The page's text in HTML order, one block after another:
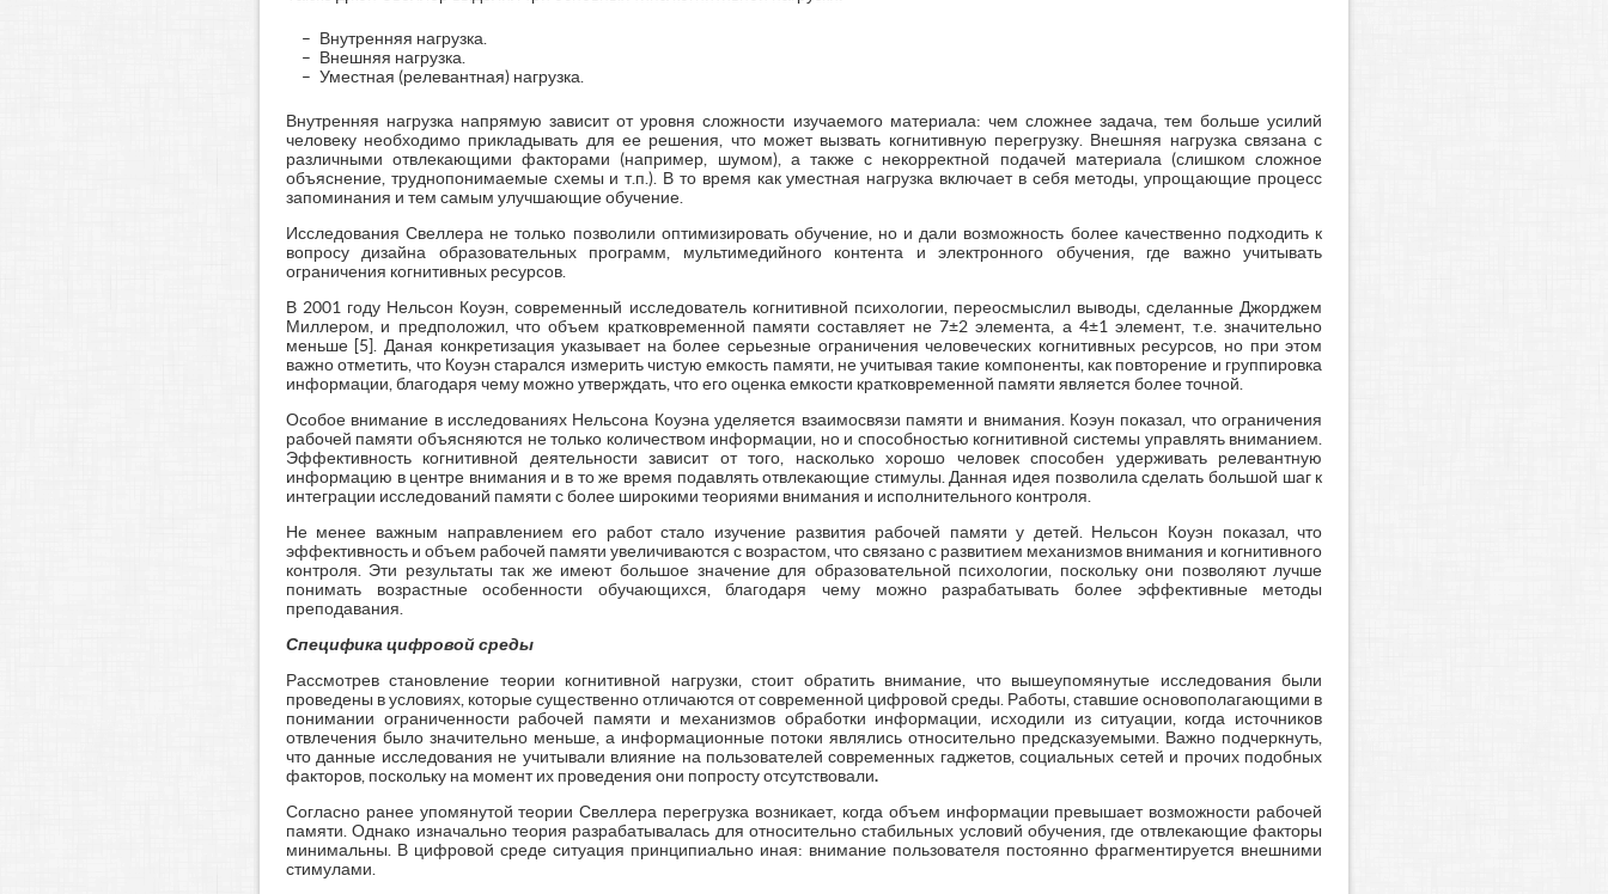
Внутренняя нагрузка.
Внешняя нагрузка.
Уместная (релевантная) нагрузка.
Внутренняя нагрузка напрямую зависит от уровня сложности изучаемого материала: чем сложнее задача, тем больше усилий
человеку необходимо прикладывать для ее решения, что может вызвать когнитивную перегрузку. Внешняя нагрузка связана с
различными отвлекающими факторами (например, шумом), а также с некорректной подачей материала (слишком сложное
объяснение, труднопонимаемые схемы и т.п.). В то время как уместная нагрузка включает в себя методы, упрощающие процесс
запоминания и тем самым улучшающие обучение.
Исследования Свеллера не только позволили оптимизировать обучение, но и дали возможность более качественно подходить к
вопросу дизайна образовательных программ, мультимедийного контента и электронного обучения, где важно учитывать
ограничения когнитивных ресурсов.
В 2001 году Нельсон Коуэн, современный исследователь когнитивной психологии, переосмыслил выводы, сделанные Джорджем
Миллером, и предположил, что объем кратковременной памяти составляет не 7±2 элемента, а 4±1 элемент, т.е. значительно
меньше [5]. Даная конкретизация указывает на более серьезные ограничения человеческих когнитивных ресурсов, но при этом
важно отметить, что Коуэн старался измерить чистую емкость памяти, не учитывая такие компоненты, как повторение и группировка
информации, благодаря чему можно утверждать, что его оценка емкости кратковременной памяти является более точной.
Особое внимание в исследованиях Нельсона Коуэна уделяется взаимосвязи памяти и внимания. Коэун показал, что ограничения
рабочей памяти объясняются не только количеством информации, но и способностью когнитивной системы управлять вниманием.
Эффективность когнитивной деятельности зависит от того, насколько хорошо человек способен удерживать релевантную
информацию в центре внимания и в то же время подавлять отвлекающие стимулы. Данная идея позволила сделать большой шаг к
интеграции исследований памяти с более широкими теориями внимания и исполнительного контроля.
Не менее важным направлением его работ стало изучение развития рабочей памяти у детей. Нельсон Коуэн показал, что
эффективность и объем рабочей памяти увеличиваются с возрастом, что связано с развитием механизмов внимания и когнитивного
контроля. Эти результаты так же имеют большое значение для образовательной психологии, поскольку они позволяют лучше
понимать возрастные особенности обучающихся, благодаря чему можно разрабатывать более эффективные методы
преподавания.
Специфика цифровой среды
Рассмотрев становление теории когнитивной нагрузки, стоит обратить внимание, что вышеупомянутые исследования были
проведены в условиях, которые существенно отличаются от современной цифровой среды. Работы, ставшие основополагающими в
понимании ограниченности рабочей памяти и механизмов обработки информации, исходили из ситуации, когда источников
отвлечения было значительно меньше, а информационные потоки являлись относительно предсказуемыми. Важно подчеркнуть,
что данные исследования не учитывали влияние на пользователей современных гаджетов, социальных сетей и прочих подобных
факторов, поскольку на момент их проведения они попросту отсутствовали.
Согласно ранее упомянутой теории Свеллера перегрузка возникает, когда объем информации превышает возможности рабочей
памяти. Однако изначально теория разрабатывалась для относительно стабильных условий обучения, где отвлекающие факторы
минимальны. В цифровой среде ситуация принципиально иная: внимание пользователя постоянно фрагментируется внешними
стимулами.